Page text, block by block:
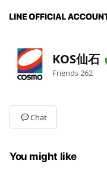
KOS仙石
Friends 262
Chat
You might like